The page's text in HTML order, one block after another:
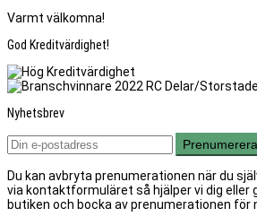
Varmt välkomna!
God Kreditvärdighet!
Nyhetsbrev
Prenumerera
Du kan avbryta prenumerationen när du
via kontaktformuläret så hjälper vi dig eller
butiken och bocka av prenumerationen för